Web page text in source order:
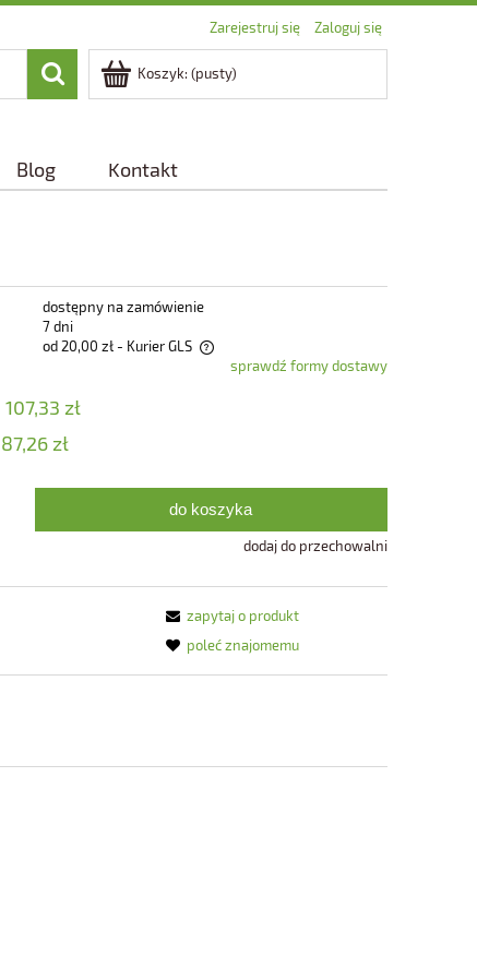
Zarejestruj się Zaloguj się
Koszyk: (pusty)
Blog Kontakt
dostępny na zamówienie
7 dni
od 20,00 zł - Kurier GLS
sprawdź formy dostawy
107,33 zł
87,26 zł
do koszyka
dodaj do przechowalni
zapytaj o produkt
poleć znajomemu